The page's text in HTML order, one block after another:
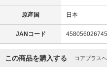
原産国 日本
JANコード
この商品を購入する コアプラス